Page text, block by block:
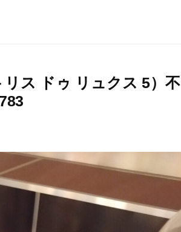
リス ドゥ リュクス 5）不